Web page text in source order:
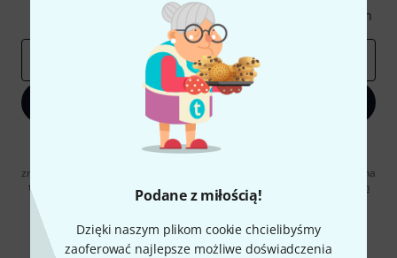
Podane z miłością!
Dzięki naszym plikom cookie chcielibyśmy
zaoferować najlepsze możliwe doświadczenia
Oferty Spostrzeżenia Thomann
Zapisz się teraz
Klikając na „Zapisz się teraz”, wyrażasz zgodę na otrzymywanie
materialów reklamowych przesyłanych drogą elektroniczną. Możesz
zrezygnować z subskrypcji w dowolnym momencie. Więcej informacji na
temat newslettera można znaleźć w naszych
wytycznych dotyczących
ochrony danych ososbowych
* Wymagany